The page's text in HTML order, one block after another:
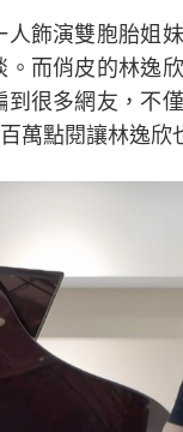
飾演雙胞胎姐
而俏皮的林逸
很多網友，不
萬點閱讓林逸欣